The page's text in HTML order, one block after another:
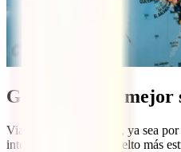
Guía 2026: El mejor
Viajar como estudiante, ya sea
internacional se han vuelto más